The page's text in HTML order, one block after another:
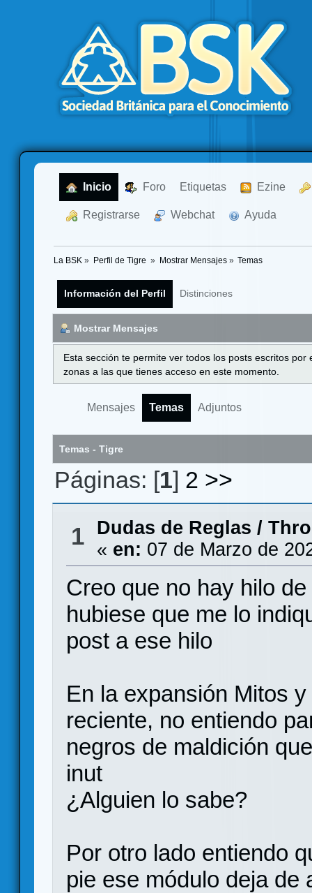
Inicio Foro Etiquetas Ezine
Registrarse Webchat Ayuda
La BSK » Perfil de Tigre » Mostrar Mensajes» Temas
Información del Perfil Distinciones
Mostrar Mensajes
Esta sección te permite ver todos los posts escritos
zonas a las que tienes acceso en este momento.
Mensajes Temas Adjuntos
Temas - Tigre
Páginas: [1] 2 >>
1 Dudas de Reglas /
« en: 07 de Marzo de
Creo que no hay hilo
hubiese que me lo
post a ese hilo
En la expansión Mitos
reciente, no entiendo
negros de maldición
inut
¿Alguien lo sabe?
Por otro lado entiendo
pie ese módulo deja de